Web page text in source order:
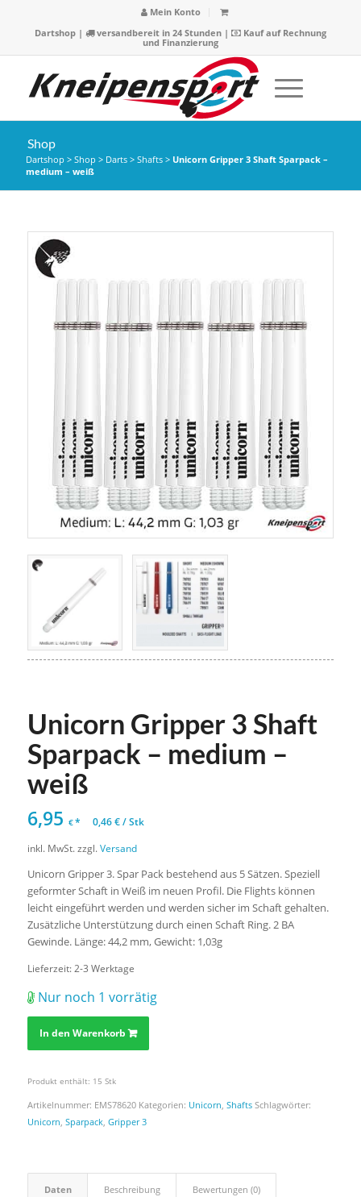
Mein Konto
Dartshop| versandbereit in 24 Stunden |
Kauf auf Rechnung
und Finanzierung
Shop
Dartshop > Shop > Darts> Shafts> Unicorn Gripper 3 Shaft Sparpack –
medium – weiß
Unicorn Gripper 3 Shaft
Sparpack – medium –
weiß
6,95 €* 0,46€/Stk
inkl. MwSt. zzgl.Versand
Unicorn Gripper 3. Spar Pack bestehend aus 5 Sätzen. Speziell
geformter Schaft in Weiß im neuen Profil. Die Flights können
leicht eingeführt werden und werden sicher im Schaft gehalten.
Zusätzliche Unterstützung durch einen Schaft Ring. 2 BA
Gewinde. Länge: 44,2 mm, Gewicht: 1,03g
Lieferzeit: 2-3 Werktage
Nur noch 1 vorrätig
In den Warenkorb
Produkt enthält: 15 Stk
Artikelnummer: EMS78620 Kategorien: Unicorn, Shafts Schlagwörter:
Unicorn, Sparpack, Gripper 3
Daten Beschreibung Bewertungen (0)